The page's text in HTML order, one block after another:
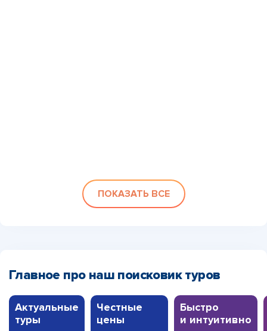
ПОКАЗАТЬ ВСЕ
Главное про наш поисковик туров
Актуальные
туры
Честные
цены
Быстро
и интуитивно